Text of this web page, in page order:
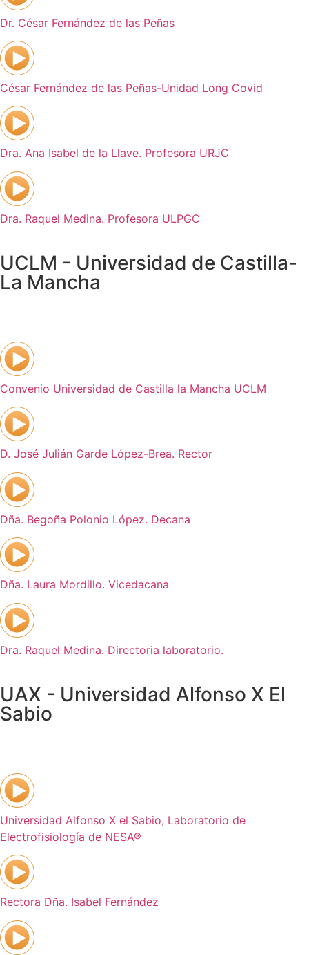
Dr. César Fernández de las Peñas
César Fernández de las Peñas-Unidad Long Covid
Dra. Ana Isabel de la Llave. Profesora URJC
Dra. Raquel Medina. Profesora ULPGC
UCLM - Universidad de Castilla-
La Mancha
Convenio Universidad de Castilla la Mancha UCLM
D. José Julián Garde López-Brea. Rector
Dña. Begoña Polonio López. Decana
Dña. Laura Mordillo. Vicedacana
Dra. Raquel Medina. Directoria laboratorio.
UAX - Universidad Alfonso X El
Sabio
Universidad Alfonso X el Sabio, Laboratorio de
Electrofisiología de NESA®
Rectora Dña. Isabel Fernández